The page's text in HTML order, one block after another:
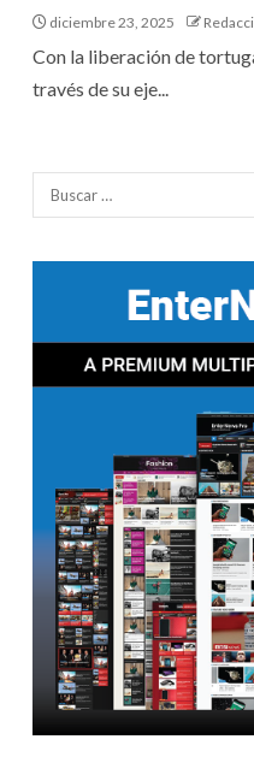
diciembre 23, 2025
Con la liberación de
través de su eje...